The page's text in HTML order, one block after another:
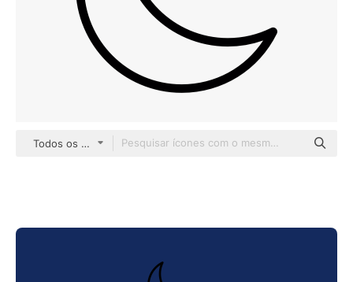
Todos os estilos